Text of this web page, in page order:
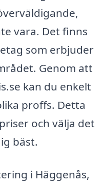
vara. Det finns
som erbjuder
Genom att
kan du enkelt
proffs. Detta
och välja det
bäst.
i Häggenås,